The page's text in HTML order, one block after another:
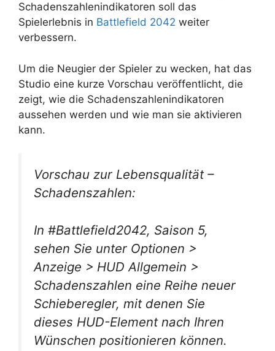
Schadenszahlenindikatoren soll das
Spielerlebnis in Battlefield 2042 weiter
verbessern.
Um die Neugier der Spieler zu wecken, hat das
Studio eine kurze Vorschau veröffentlicht, die
zeigt, wie die Schadenszahlenindikatoren
aussehen werden und wie man sie aktivieren
kann.
Vorschau zur Lebensqualität –
Schadenszahlen:
In #Battlefield2042, Saison 5,
sehen Sie unter Optionen >
Anzeige > HUD Allgemein >
Schadenszahlen eine Reihe neuer
Schieberegler, mit denen Sie
dieses HUD-Element nach Ihren
Wünschen positionieren können.